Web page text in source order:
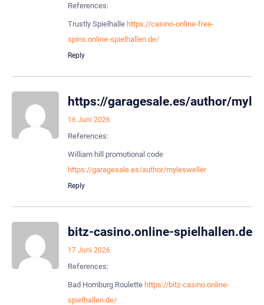
References:
Trustly Spielhalle https://casino-online-free-
spins.online-spielhallen.de/
Reply
https://garagesale.es/author/
16 Juni 2026
References:
William hill promotional code
https://garagesale.es/author/mylesweller
Reply
bitz-casino.online-spielhallen.de
17 Juni 2026
References:
Bad Homburg Roulette https://bitz-casino.online-
spielhallen.de/